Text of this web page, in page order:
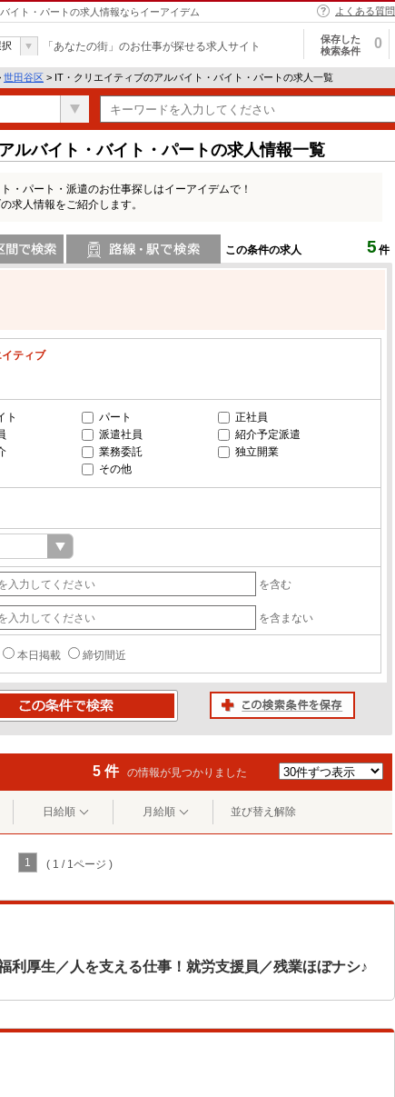
イト・パートの求人情報ならイーアイデム よくある質問
「あなたの街」のお仕事が探せる求人サイト
保存した
検索条件
0
世田谷区 > IT・クリエイティブのアルバイト・バイト・パートの求人一覧
ルバイト・バイト・パートの求人情報一覧
・パート・派遣のお仕事探しはイーアイデムで！
求人情報をご紹介します。
この条件の求人 5 件
イティブ
ト パート
正社員
派遣社員
紹介予定派遣
業務委託
独立開業
その他
を含む
を含まない
本日掲載 締切間近
5 件 の情報が見つかりました
日給順 月給順 並び替え解除
1 ( 1 / 1ページ )
利厚生／人を支える仕事！就労支援員／残業ほぼナシ♪